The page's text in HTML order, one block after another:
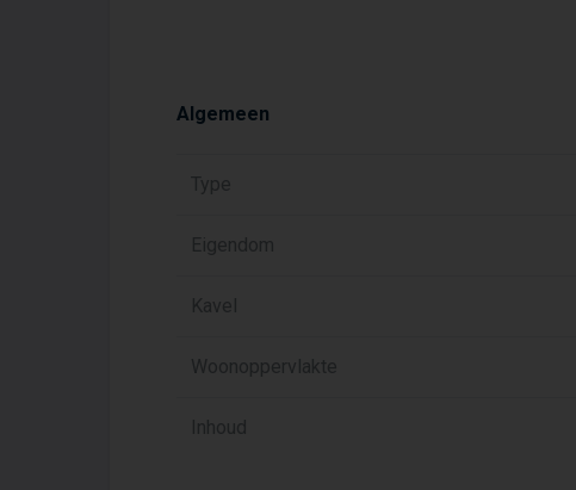
Algemeen
Type
Eigendom
Kavel
Woonoppervlakte
Inhoud